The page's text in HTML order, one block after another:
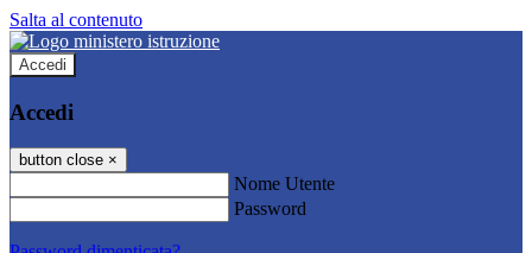
Salta al contenuto
Accedi
Accedi
button close ×
Nome Utente
Password